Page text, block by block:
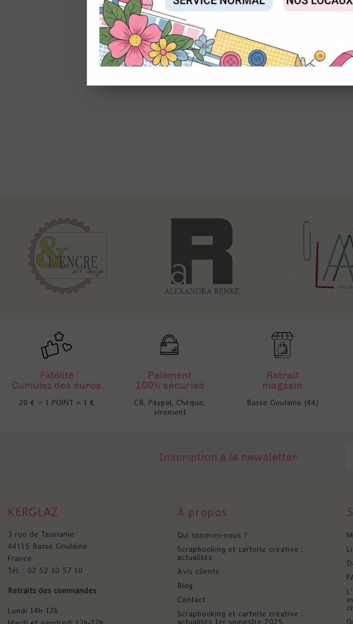
OEILLETS
Fidélité
Cumulez des euros
20 € = 1 POINT = 1 €
Paiement
100% sécurisé
CB, Paypal, Chèque,
virement
Retrait
magasin
Basse Goulaine (44)
Inscription à la newsletter
KERGLAZ
3 rue de Tasmanie
44115 Basse Goulaine
France
Tél. : 02 52 10 57 10
Retraits des commandes
Lundi 14h-17h
À propos
Qui sommes-nous ?
Scrapbooking et carterie créative :
actualités
Avis clients
Blog
Contact
Scrapbooking et carterie créative :
actualités 1er semestre 2025